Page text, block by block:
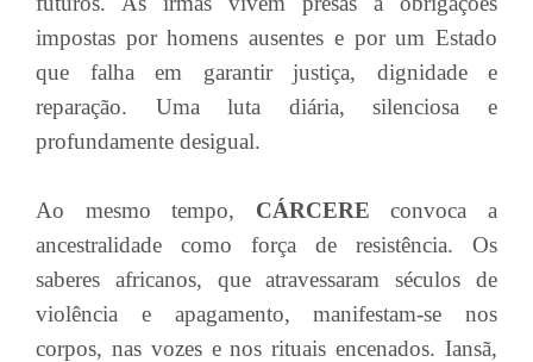
impostas por homens ausentes e por um Estado
que falha em garantir justiça, dignidade e
reparação. Uma luta diária, silenciosa e
profundamente desigual.
Ao mesmo tempo, CÁRCEREconvoca a
ancestralidade como força de resistência. Os
saberes africanos, que atravessaram séculos de
violência e apagamento, manifestam-se nos
corpos, nas vozes e nos rituais encenados. Iansã,